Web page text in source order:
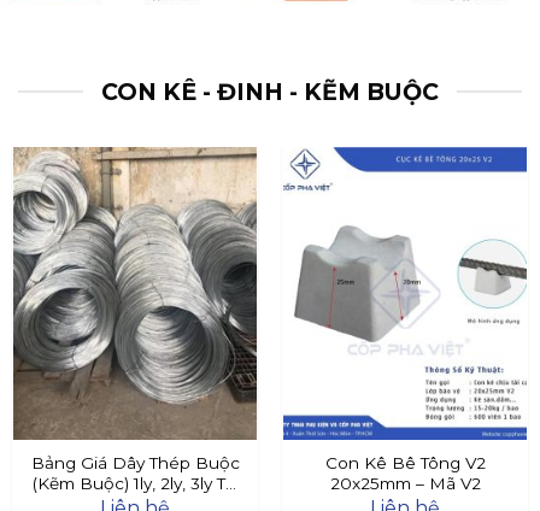
CON KÊ - ĐINH - KẼM BUỘC
Bảng Giá Dây Thép Buộc
(Kẽm Buộc) 1ly, 2ly, 3ly Tại
Đây
Con Kê Bê Tông V2
20x25mm – Mã V2